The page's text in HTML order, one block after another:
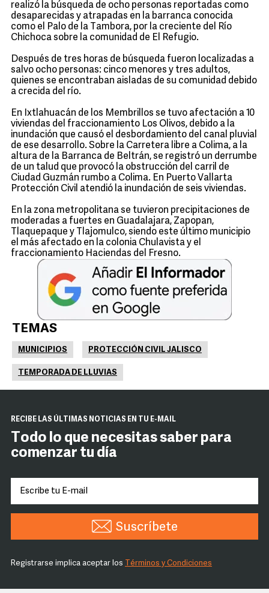
realizó la búsqueda de ocho personas reportadas como
desaparecidas y atrapadas en la barranca conocida
como el Palo de la Tambora, por la creciente del Río
Chichoca sobre la comunidad de El Refugio.
Después de tres horas de búsqueda fueron localizadas a
salvo ocho personas: cinco menores y tres adultos,
quienes se encontraban aisladas de su comunidad debido
a crecida del río.
En Ixtlahuacán de los Membrillos se tuvo afectación a 10
viviendas del fraccionamiento Los Olivos, debido a la
inundación que causó el desbordamiento del canal pluvial
de ese desarrollo. Sobre la Carretera libre a Colima, a la
altura de la Barranca de Beltrán, se registró un derrumbe
de un talud que provocó la obstrucción del carril de
Ciudad Guzmán rumbo a Colima. En Puerto Vallarta
Protección Civil atendió la inundación de seis viviendas.
En la zona metropolitana se tuvieron precipitaciones de
moderadas a fuertes en Guadalajara, Zapopan,
Tlaquepaque y Tlajomulco, siendo este último municipio
el más afectado en la colonia Chulavista y el
fraccionamiento Haciendas del Fresno.
TEMAS
MUNICIPIOS PROTECCIÓN CIVIL JALISCO
TEMPORADA DE LLUVIAS
RECIBE LAS ÚLTIMAS NOTICIAS EN TU E-MAIL
Todo lo que necesitas saber para
comenzar tu día
Suscríbete
Registrarse implica aceptar los Términos y Condiciones